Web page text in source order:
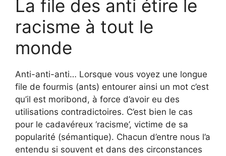
La file des anti étire le
racisme à tout le
monde
Anti-anti-anti… Lorsque vous voyez une longue
file de fourmis (ants) entourer ainsi un mot c’est
qu’il est moribond, à force d’avoir eu des
utilisations contradictoires. C’est bien le cas
pour le cadavéreux ‘racisme’, victime de sa
popularité (sémantique). Chacun d’entre nous l’a
entendu si souvent et dans des circonstances